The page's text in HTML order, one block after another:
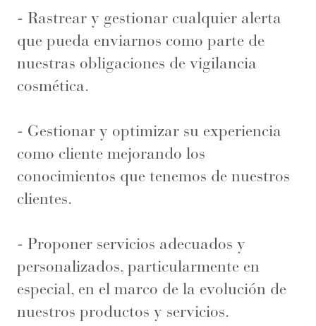
- Rastrear y gestionar cualquier alerta
que pueda enviarnos como parte de
nuestras obligaciones de vigilancia
cosmética.
- Gestionar y optimizar su experiencia
como cliente mejorando los
conocimientos que tenemos de nuestros
clientes.
- Proponer servicios adecuados y
personalizados, particularmente en
especial, en el marco de la evolución de
nuestros productos y servicios.